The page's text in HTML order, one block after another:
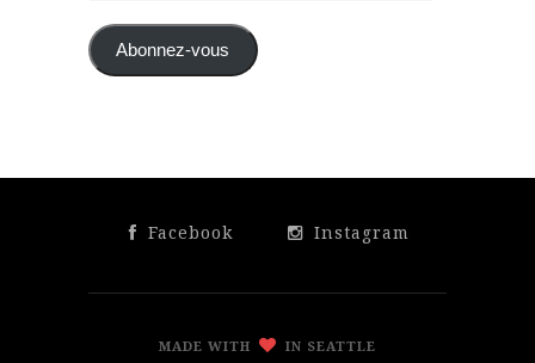
mail Abonnez-vous
Facebook Instagram
MADE WITH IN SEATTLE